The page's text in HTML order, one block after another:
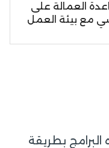
العمالة على
مع بيئة العمل
بطريقة